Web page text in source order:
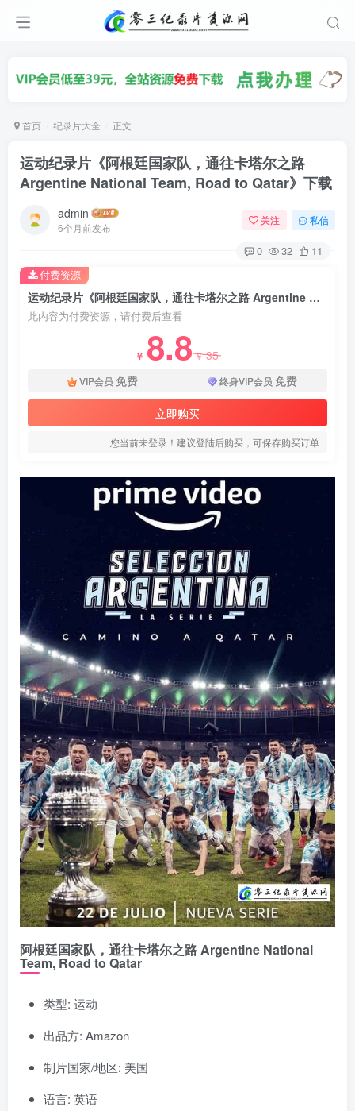
首页 纪录片大全 正文
运动纪录片《阿根廷国家队，通往卡塔尔之路
Argentine National Team, Road to Qatar》下载
admin
6个月前发布
关注 私信
0 32 11
运动纪录片《阿根廷国家队，通往卡塔尔之路 Argentine National Team, Road to Qatar》下载
此内容为付费资源，请付费后查看
￥ 8.8￥35
VIP会员 免费 终身VIP会员 免费
立即购买
您当前未登录！建议登陆后购买，可保存购买订单
付费资源
阿根廷国家队，通往卡塔尔之路 Argentine National
Team, Road to Qatar
类型: 运动
出品方: Amazon
制片国家/地区: 美国
语言: 英语